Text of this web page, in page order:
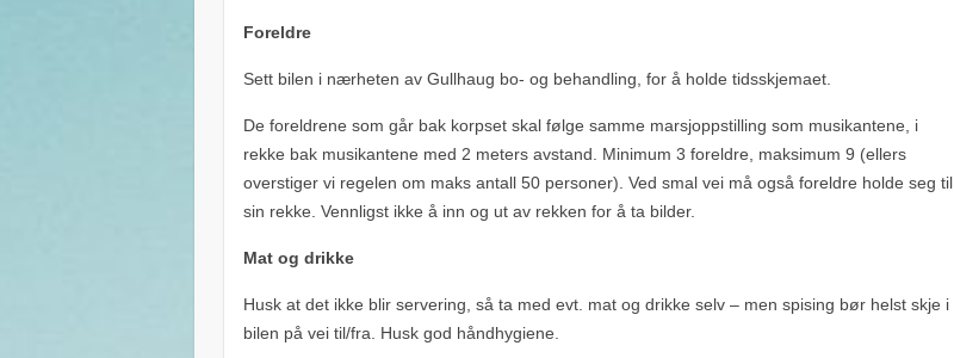
Foreldre
Sett bilen i nærheten av Gullhaug bo- og behandling, for å holde tidsskjemaet.
De foreldrene som går bak korpset skal følge samme marsjoppstilling som musikantene, i
rekke bak musikantene med 2 meters avstand. Minimum 3 foreldre, maksimum 9 (ellers
overstiger vi regelen om maks antall 50 personer). Ved smal vei må også foreldre holde seg til
sin rekke. Vennligst ikke å inn og ut av rekken for å ta bilder.
Mat og drikke
Husk at det ikke blir servering, så ta med evt. mat og drikke selv – men spising bør helst skje i
bilen på vei til/fra. Husk god håndhygiene.